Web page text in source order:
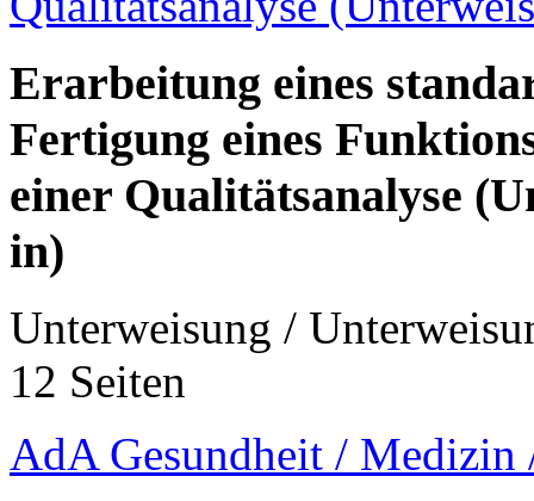
Erarbeitung eines
Fertigung eines
einer Qualitätsanalyse
in)
Unterweisung /
12 Seiten
AdA Gesundheit / Medizin